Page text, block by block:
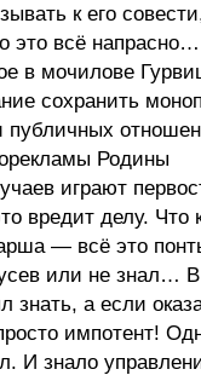
к его
это всё
в мочилове
сохранить
публичных
Родины
играют
вредит делу. Что
— всё это
или не знал…
знать, а если
импотент!
И знало